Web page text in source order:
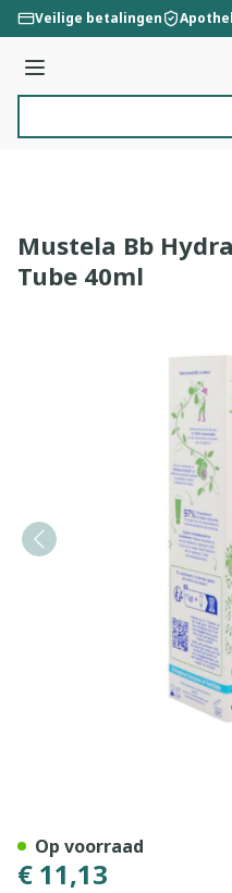
Ga naar de inhoud
Veilige betalingen
Menu
Mustela Bb
Tube 40ml
€ 11,13
Op voorraad